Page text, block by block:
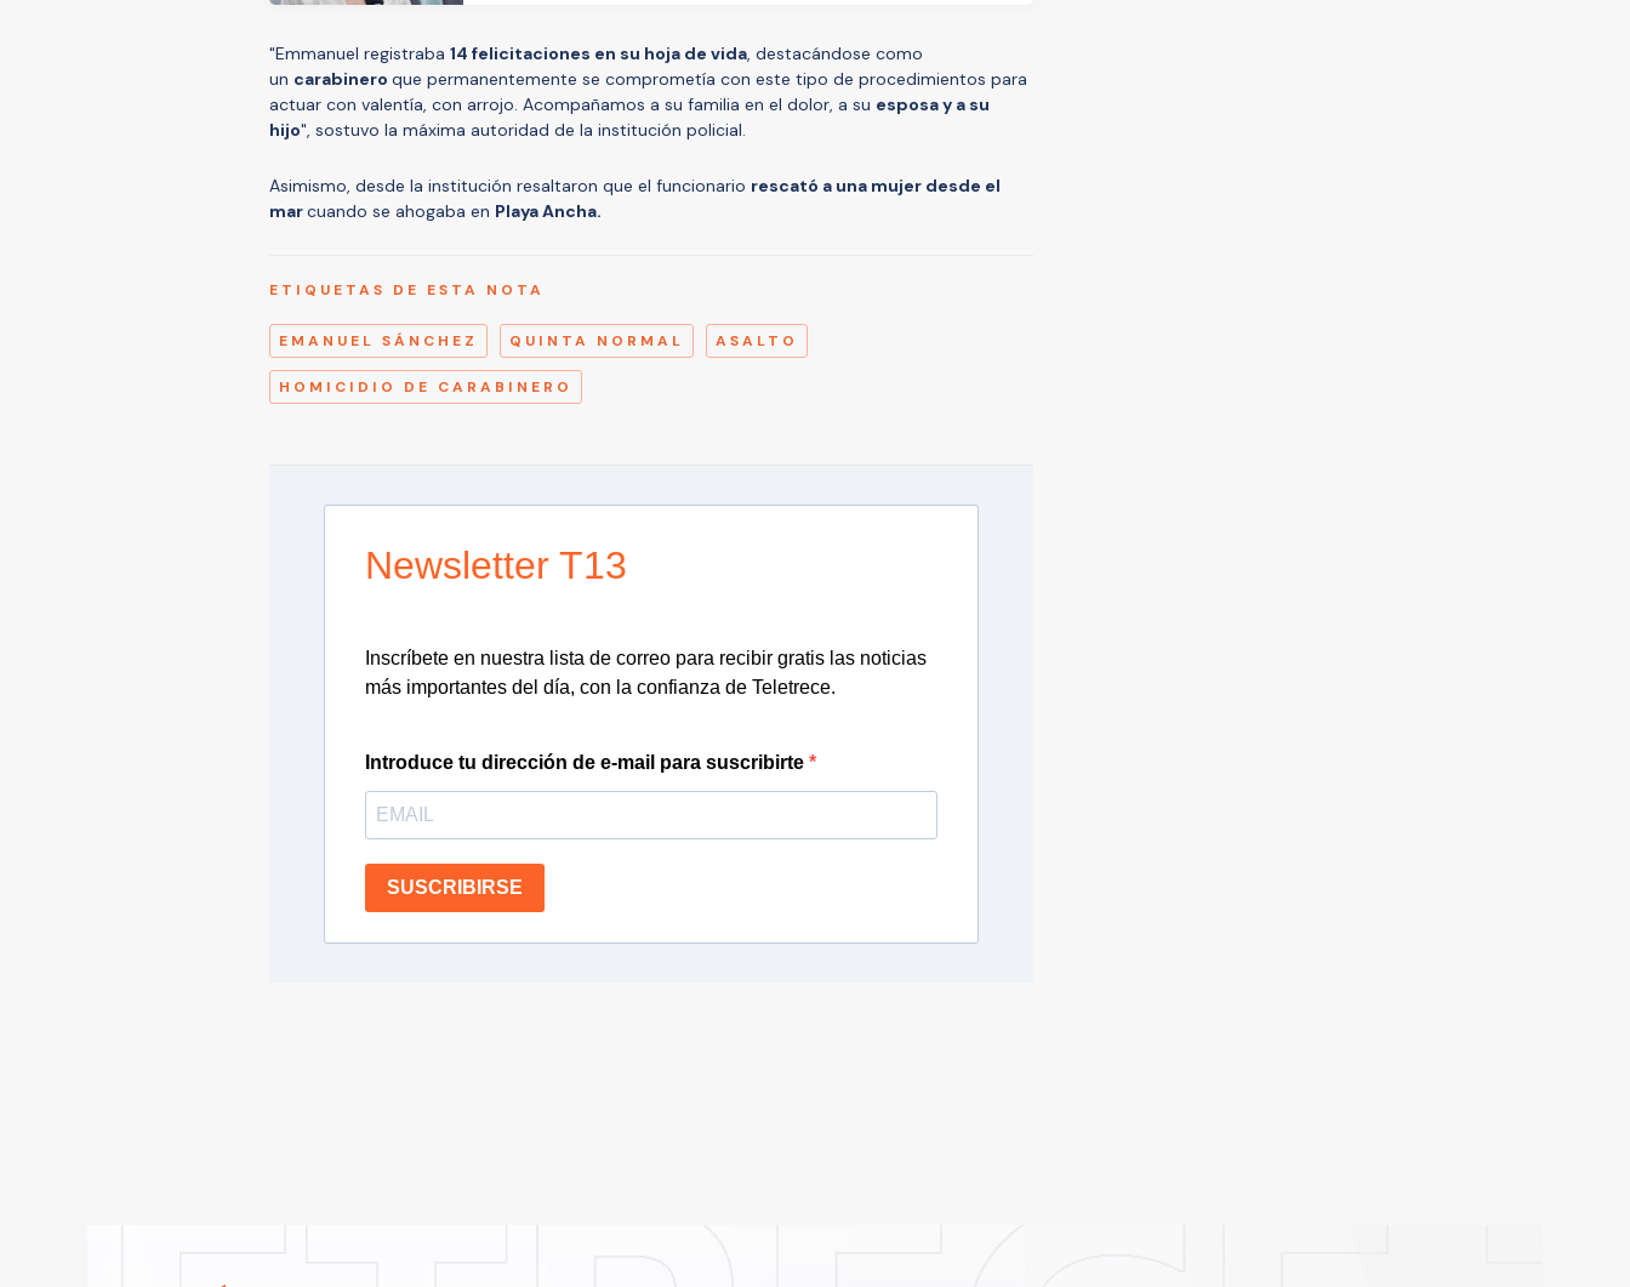
"Emmanuel registraba 14 felicitaciones en su hoja de vida, destacándose como
un carabinero que permanentemente se comprometía con este tipo de procedimientos para
actuar con valentía, con arrojo. Acompañamos a su familia en el dolor, a su esposa y a su
hijo", sostuvo la máxima autoridad de la institución policial.
Asimismo, desde la institución resaltaron que el funcionario rescató a una mujer desde el
marcuando se ahogaba en Playa Ancha.
ETIQUETAS DE ESTA NOTA
EMANUEL SÁNCHEZ QUINTA NORMAL ASALTO
HOMICIDIO DE CARABINERO
Newsletter T13
Inscríbete en nuestra lista de correo para recibir gratis las noticias
más importantes del día, con la confianza de Teletrece.
Introduce tu dirección de e-mail para suscribirte
SUSCRIBIRSE